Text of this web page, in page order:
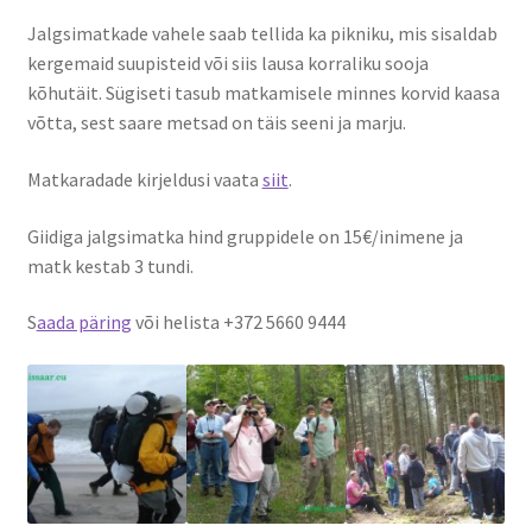
Suvepäevad
Talvepäevad
Ürituste korraldamine
Info
Ajaloost
Galerii
Hea teada
TRANSPORT NAISSAARELE
Jalgsimatkade vahele saab tellida ka pikniku, mis sisaldab
kergemaid suupisteid või siis lausa korraliku sooja
kõhutäit. Sügiseti tasub matkamisele minnes korvid kaasa
võtta, sest saare metsad on täis seeni ja marju.
Matkaradade kirjeldusi vaata siit.
Giidiga jalgsimatka hind gruppidele on 15€/inimene ja
matk kestab 3 tundi.
Saada päring või helista +372 5660 9444